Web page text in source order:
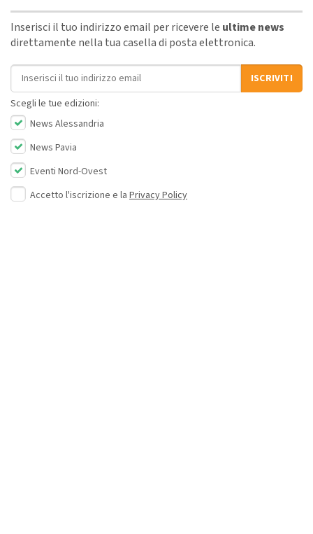
Inserisci il tuo indirizzo email per ricevere le ultime news
direttamente nella tua casella di posta elettronica.
Indirizzo email
ISCRIVITI
Scegli le tue edizioni:
News Alessandria
News Pavia
Eventi Nord-Ovest
Accetto l'iscrizione e la Privacy Policy